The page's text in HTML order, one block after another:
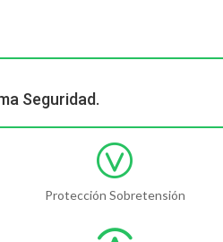
Seguridad.
Protección Sobretensión